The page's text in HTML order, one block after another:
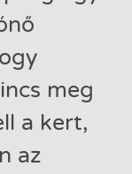
meg
a kert,
az